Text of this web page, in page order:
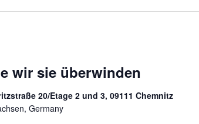
wir sie überwinden
20/Etage 2 und 3, 09111 Chemnitz
Germany